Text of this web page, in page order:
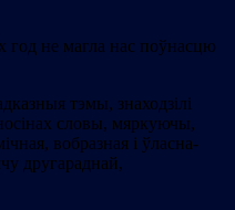
год не магла нас поўнасцю
тэмы, знаходзілі
словы, мяркуючы,
вобразная і ўласна-
другараднай,